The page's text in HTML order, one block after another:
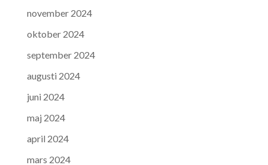
november 2024
oktober 2024
september 2024
augusti 2024
juni 2024
maj 2024
april 2024
mars 2024